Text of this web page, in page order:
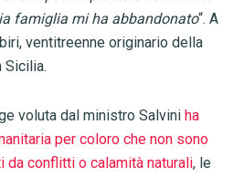
famiglia mi ha abbandonato“. A
ventitreenne originario della
Sicilia.
voluta dal ministro Salvini ha
per coloro che non sono
conflitti o calamità naturali, le